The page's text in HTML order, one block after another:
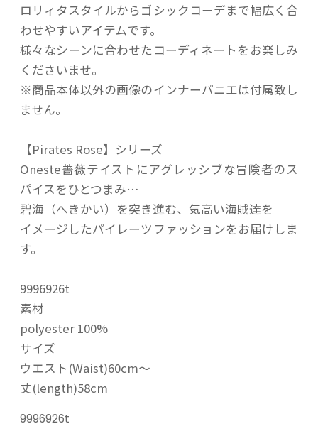
ロリィタスタイルからゴシックコーデまで幅広く合
わせやすいアイテムです。
様々なシーンに合わせたコーディネートをお楽しみ
くださいませ。
※商品本体以外の画像のインナーパニエは付属致し
ません。
【Pirates Rose】シリーズ
Oneste薔薇テイストにアグレッシブな冒険者のス
パイスをひとつまみ…
碧海（へきかい）を突き進む、気高い海賊達を
イメージしたパイレーツファッションをお届けしま
す。
9996926t
素材
polyester 100%
サイズ
ウエスト(Waist)60cm～
丈(length)58cm
9996926t